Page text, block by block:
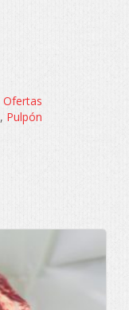
Ofertas
, Pulpón